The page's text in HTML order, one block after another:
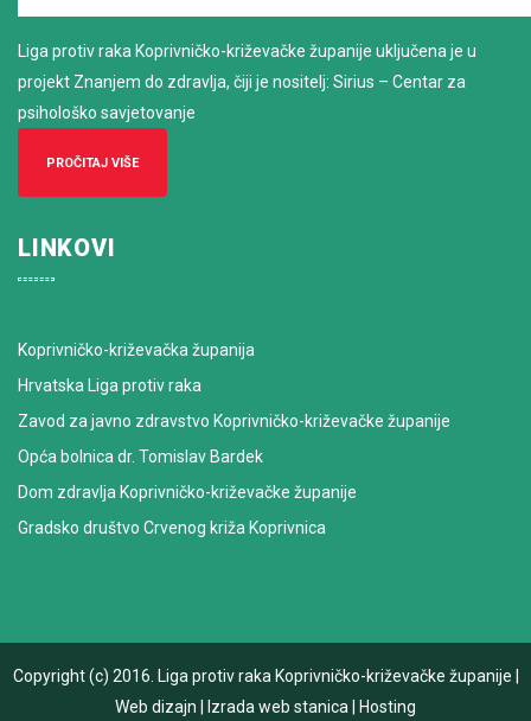
Liga protiv raka Koprivničko-križevačke županije uključena je u
projekt Znanjem do zdravlja, čiji je nositelj: Sirius – Centar za
psihološko savjetovanje
PROČITAJ VIŠE
LINKOVI
Koprivničko-križevačka županija
Hrvatska Liga protiv raka
Zavod za javno zdravstvo Koprivničko-križevačke županije
Opća bolnica dr. Tomislav Bardek
Dom zdravlja Koprivničko-križevačke županije
Gradsko društvo Crvenog križa Koprivnica
Copyright (c) 2016. Liga protiv raka Koprivničko-križevačke županije
Web dizajn
Izrada web stanica Hosting